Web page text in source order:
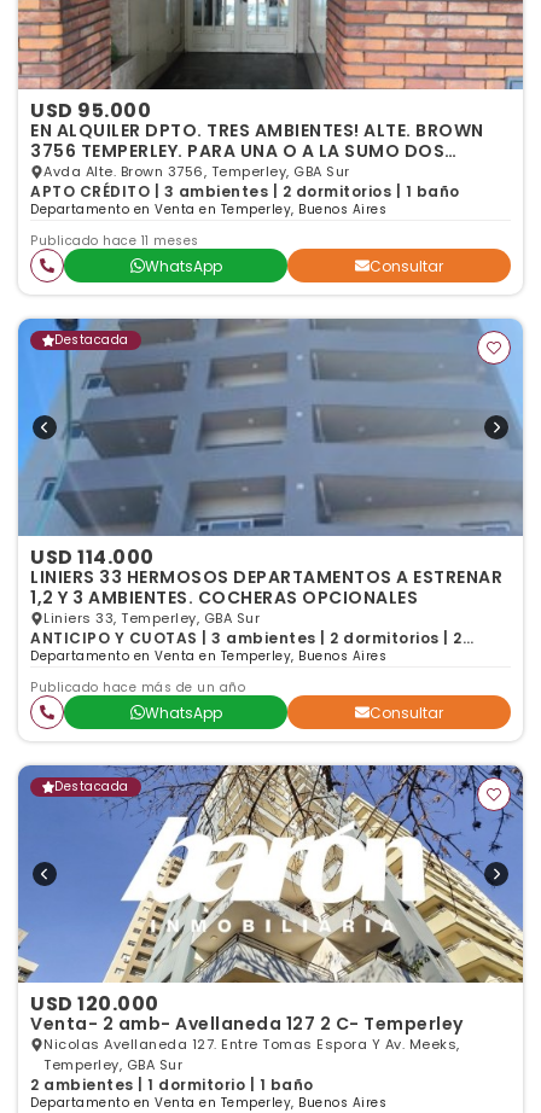
USD 95.000
EN ALQUILER DPTO. TRES AMBIENTES! ALTE. BROWN
3756 TEMPERLEY. PARA UNA O A LA SUMO DOS
PERSONAS
Avda Alte. Brown 3756, Temperley, GBA Sur
APTO CRÉDITO | 3 ambientes | 2 dormitorios | 1 baño
Departamento en Venta en Temperley, Buenos Aires
Publicado hace 11 meses
WhatsApp Consultar
Destacada
USD 114.000
LINIERS 33 HERMOSOS DEPARTAMENTOS A ESTRENAR
1,2 Y 3 AMBIENTES. COCHERAS OPCIONALES
Liniers 33, Temperley, GBA Sur
ANTICIPO Y CUOTAS | 3 ambientes | 2 dormitorios | 2
baños
Departamento en Venta en Temperley, Buenos Aires
Publicado hace más de un año
WhatsApp Consultar
Destacada
USD 120.000
Venta- 2 amb- Avellaneda 127 2 C- Temperley
Nicolas Avellaneda 127. Entre Tomas Espora Y Av. Meeks,
Temperley, GBA Sur
2 ambientes | 1 dormitorio | 1 baño
Departamento en Venta en Temperley, Buenos Aires